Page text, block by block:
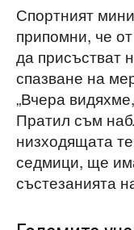
Спортният
припомни, че
да присъстват
спазване на
„Вчера
Пратил съм
низходящата
седмици, ще
състезанията